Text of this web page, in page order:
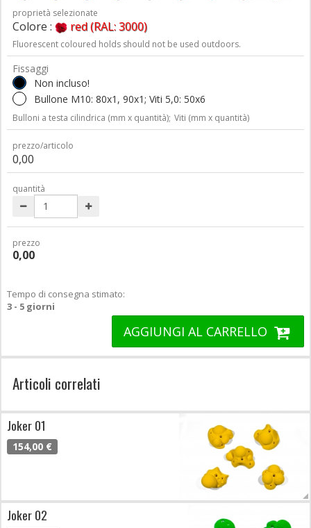
proprietà selezionate
Colore : red (RAL: 3000)
Fluorescent coloured holds should not be used outdoors.
Fissaggi
Non incluso!
Bullone M10: 80x1, 90x1; Viti 5,0: 50x6
Bulloni a testa cilindrica (mm x quantità); Viti (mm x quantità)
prezzo/articolo
0,00
quantità
prezzo
0,00
Tempo di consegna stimato:
3 - 5 giorni
AGGIUNGI AL CARRELLO
Articoli correlati
Joker 01
154,00 €
Joker 02